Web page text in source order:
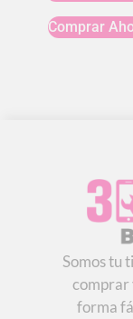
Comprar
Somos tu
comprar
forma